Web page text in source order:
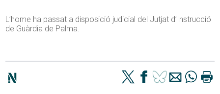
L’home ha passat a disposició judicial del Jutjat d’Instrucció
de Guàrdia de Palma.